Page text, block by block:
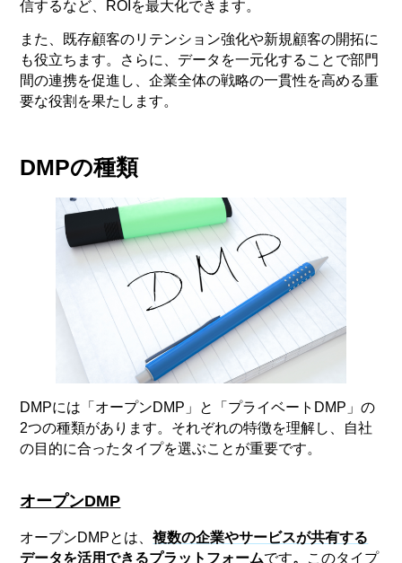
信するなど、ROIを最大化できます。
また、既存顧客のリテンション強化や新規顧客の開拓に
も役立ちます。さらに、データを一元化することで部門
間の連携を促進し、企業全体の戦略の一貫性を高める重
要な役割を果たします。
DMPの種類
DMPには「オープンDMP」と「プライベートDMP」の
2つの種類があります。それぞれの特徴を理解し、自社
の目的に合ったタイプを選ぶことが重要です。
オープンDMP
オープンDMPとは、複数の企業やサービスが共有する
データを活用できるプラットフォームです。 このタイプ